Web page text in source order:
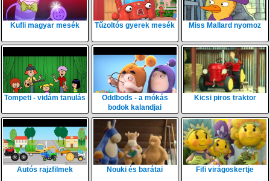
Kufli magyar mesék Tűzoltós gyerek mesék Miss Mallard nyomoz
Tompeti - vidám tanulás
Oddbods - a mókás
bodok kalandjai
Kicsi piros traktor
Autós rajzfilmek Nouki és barátai Fifi virágoskertje